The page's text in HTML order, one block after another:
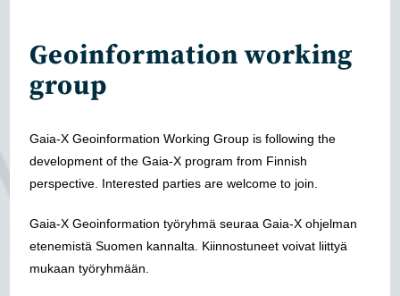
Geoinformation working
group
Gaia-X Geoinformation Working Group is following the
development of the Gaia-X program from Finnish
perspective. Interested parties are welcome to join.
Gaia-X Geoinformation työryhmä seuraa Gaia-X ohjelman
etenemistä Suomen kannalta. Kiinnostuneet voivat liittyä
mukaan työryhmään.